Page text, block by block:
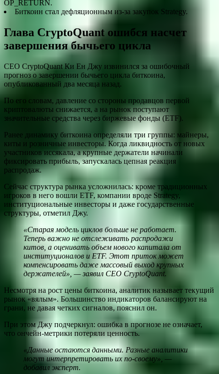
OP_RETURN.
Биткоин стал дефляционным из-за закупок Strategy.
Глава CryptoQuant ошибся насчет
завершения бычьего цикла
CEO CryptoQuant Ки Ен Джу извинился за ошибочный
прогноз о завершении бычьего цикла биткоина,
опубликованный два месяца назад.
По его словам, давление со стороны продавцов первой
криптовалюты снижается, а на рынок поступают
значительные средства через биржевые фонды (ETF).
Ранее динамику биткоина определяли три группы: майнеры,
киты и розничные инвесторы. Когда ликвидность от новых
участников иссякала, а крупные держатели начинали
фиксировать прибыль, запускалась цепная реакция
распродаж.
Сейчас структура рынка усложнилась: кроме традиционных
игроков в него вошли ETF, компании вроде Strategy,
институциональные инвесторы и даже государственные
структуры, отметил Джу.
«Старая модель циклов больше не работает.
Теперь важно не отслеживать распродажи
китов, а оценивать объем нового капитала от
институционалов и ETF. Этот приток может
компенсировать даже массовый выход крупных
держателей», — заявил CEO CryptoQuant.
Несмотря на рост цены биткоина, аналитик называет текущий
рынок «вялым». Большинство индикаторов балансируют на
грани, не давая четких сигналов, пояснил он.
При этом Джу подчеркнул: ошибка в прогнозе не означает,
что ончейн-метрики потеряли ценность.
«Данные остаются данными. Разные аналитики
могут интерпретировать их по-своему», —
добавил эксперт.